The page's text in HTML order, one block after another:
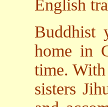
English
Buddhist
home in
time.
sisters